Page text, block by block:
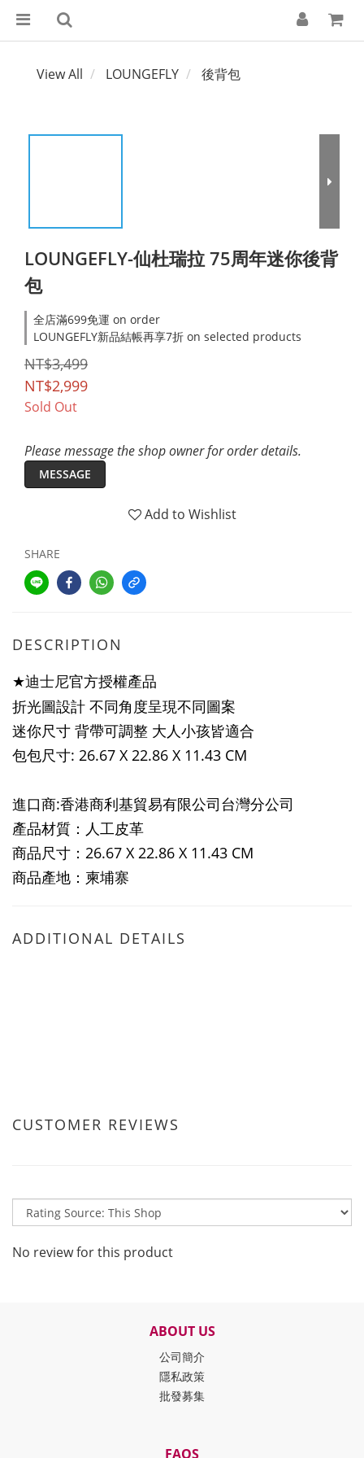
View All LOUNGEFLY 後背包
LOUNGEFLY-仙杜瑞拉 75周年迷你後背
包
全店滿699免運 on order
LOUNGEFLY新品結帳再享7折 on selected products
NT$3,499
NT$2,999
Sold Out
Please message the shop owner for order details.
MESSAGE
Add to Wishlist
SHARE
DESCRIPTION
★迪士尼官方授權產品
折光圖設計 不同角度呈現不同圖案
迷你尺寸 背帶可調整 大人小孩皆適合
包包尺寸: 26.67 X 22.86 X 11.43 CM
進口商:香港商利基貿易有限公司台灣分公司
產品材質：人工皮革
商品尺寸：26.67 X 22.86 X 11.43 CM
商品產地：柬埔寨
ADDITIONAL DETAILS
CUSTOMER REVIEWS
No review for this product
ABOUT US
公司簡介
隱私政策
批發募集
FAQS